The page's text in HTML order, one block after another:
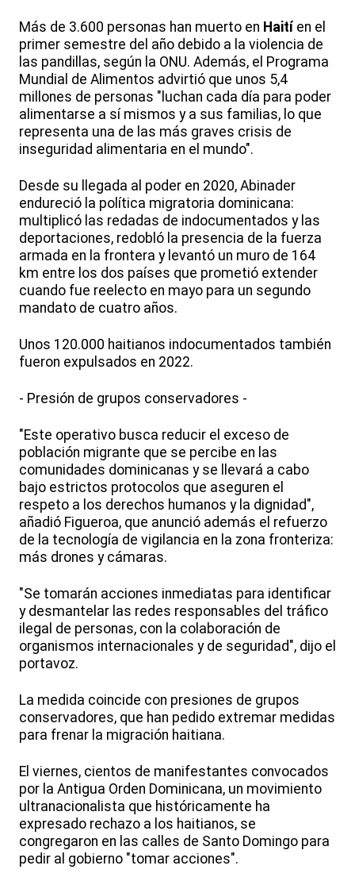
Más de 3.600 personas han muerto en Haití en el
primer semestre del año debido a la violencia de
las pandillas, según la ONU. Además, el Programa
Mundial de Alimentos advirtió que unos 5,4
millones de personas "luchan cada día para poder
alimentarse a sí mismos y a sus familias, lo que
representa una de las más graves crisis de
inseguridad alimentaria en el mundo".
Desde su llegada al poder en 2020, Abinader
endureció la política migratoria dominicana:
multiplicó las redadas de indocumentados y las
deportaciones, redobló la presencia de la fuerza
armada en la frontera y levantó un muro de 164
km entre los dos países que prometió extender
cuando fue reelecto en mayo para un segundo
mandato de cuatro años.
Unos 120.000 haitianos indocumentados también
fueron expulsados en 2022.
- Presión de grupos conservadores -
"Este operativo busca reducir el exceso de
población migrante que se percibe en las
comunidades dominicanas y se llevará a cabo
bajo estrictos protocolos que aseguren el
respeto a los derechos humanos y la dignidad",
añadió Figueroa, que anunció además el refuerzo
de la tecnología de vigilancia en la zona fronteriza:
más drones y cámaras.
"Se tomarán acciones inmediatas para identificar
y desmantelar las redes responsables del tráfico
ilegal de personas, con la colaboración de
organismos internacionales y de seguridad", dijo el
portavoz.
La medida coincide con presiones de grupos
conservadores, que han pedido extremar medidas
para frenar la migración haitiana.
El viernes, cientos de manifestantes convocados
por la Antigua Orden Dominicana, un movimiento
ultranacionalista que históricamente ha
expresado rechazo a los haitianos, se
congregaron en las calles de Santo Domingo para
pedir al gobierno "tomar acciones".